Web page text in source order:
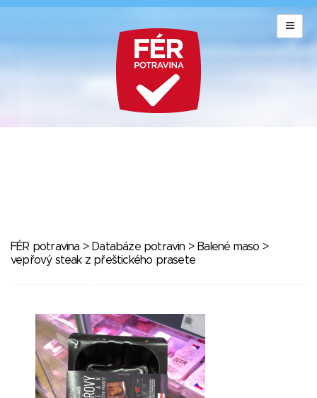
FÉR potravina > Databáze potravin > Balené maso >
vepřový steak z přeštického prasete